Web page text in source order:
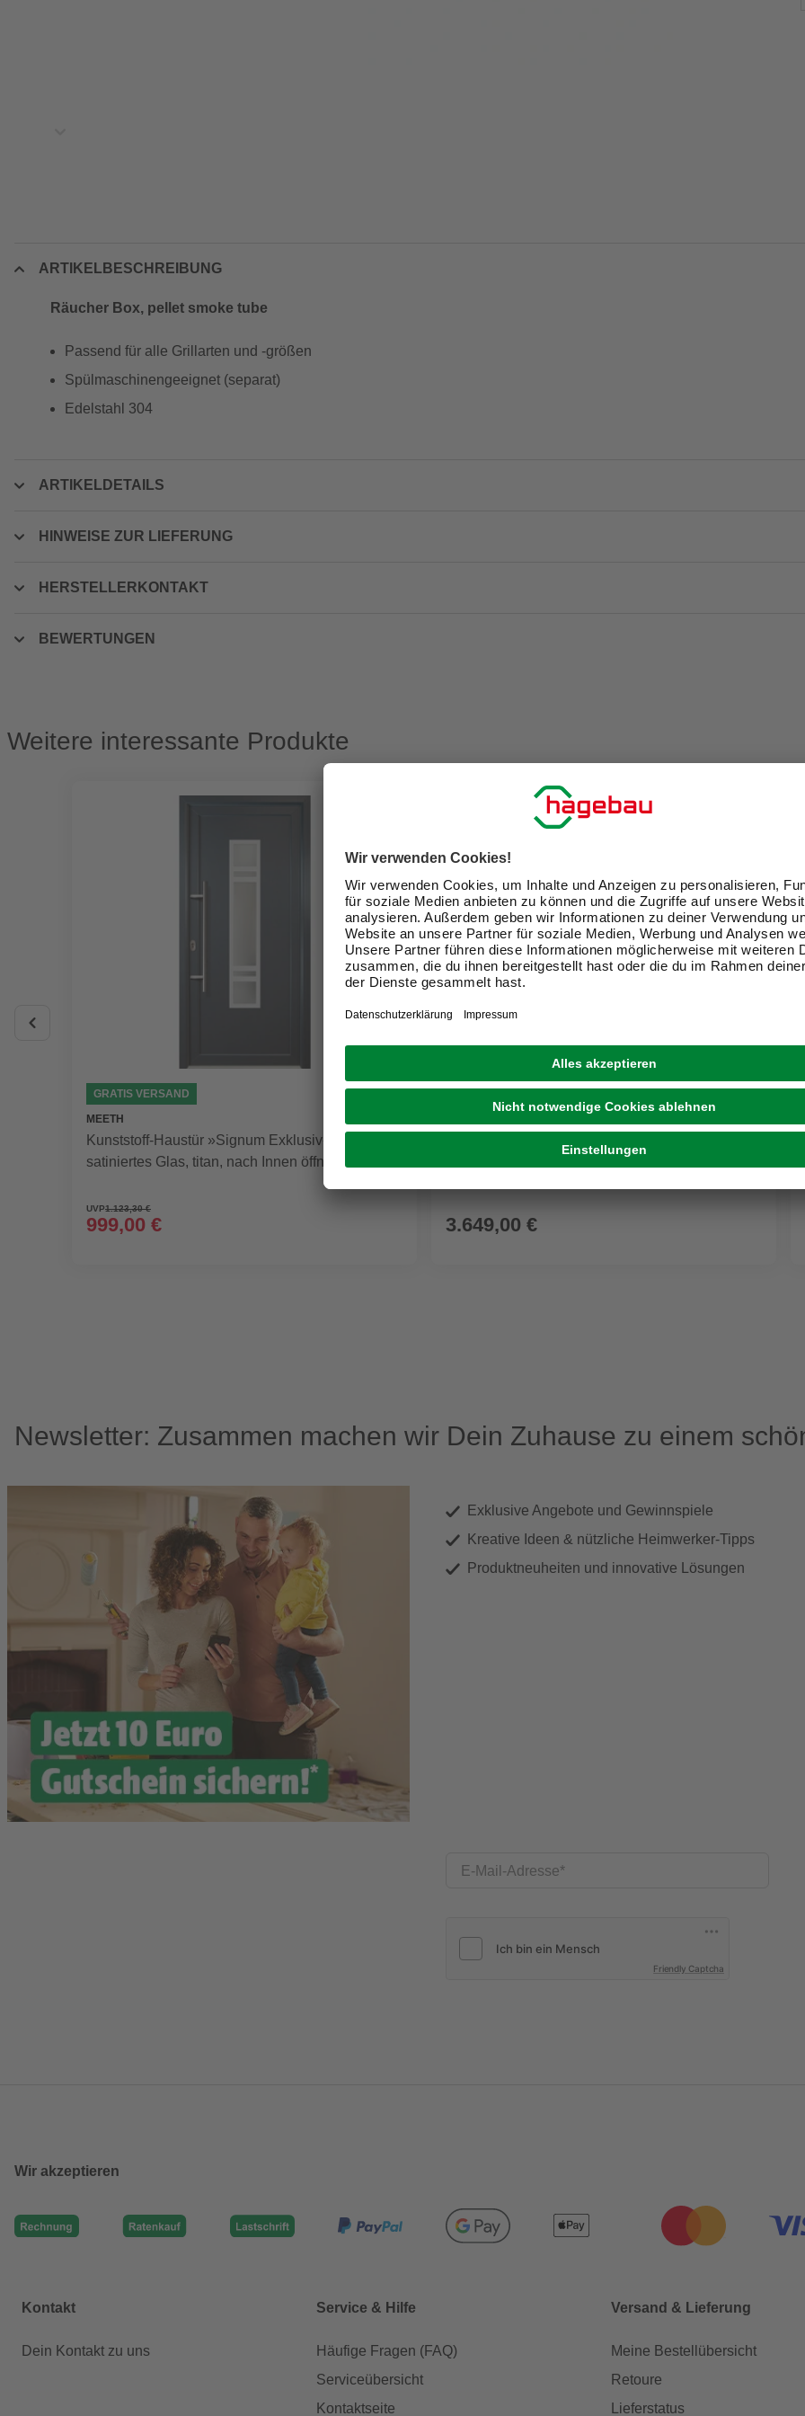
ARTIKELBESCHREIBUNG
Räucher Box, pellet smoke tube
Passend für alle Grillarten und -größen
Spülmaschinengeeignet (separat)
Edelstahl 304
ARTIKELDETAILS
HINWEISE ZUR LIEFERUNG
HERSTELLERKONTAKT
BEWERTUNGEN
Weitere interessante Produkte
GRATIS VERSAND
MEETH
Kunststoff-Haustür »Signum Exklusiv«,
satiniertes Glas, titan, nach Innen öffnend, ohne
UVP1.123,30 €
999,00 € 3.649,00 €
Newsletter: Zusammen machen wir Dein Zuhause zu einem
Exklusive Angebote und Gewinnspiele
Kreative Ideen & nützliche Heimwerker-Tipps
Produktneuheiten und innovative Lösungen
E-Mail-Adresse
Friendly Captcha
Wir akzeptieren
Kontakt
Dein Kontakt zu uns
Service & Hilfe
Häufige Fragen (FAQ)
Serviceübersicht
Kontaktseite
Versand & Lieferung
Meine Bestellübersicht
Retoure
Lieferstatus